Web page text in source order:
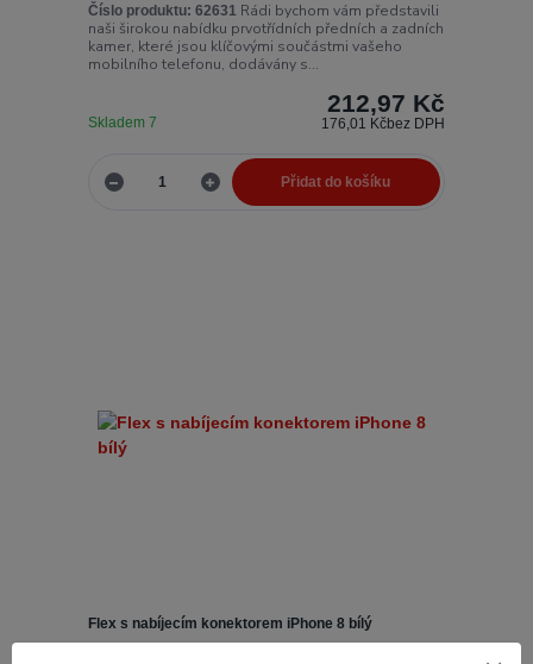
Číslo produktu: 62631Rádi bychom vám představili
naši širokou nabídku prvotřídních předních a zadních
kamer, které jsou klíčovými součástmi vašeho
mobilního telefonu, dodávány s...
212,97 Kč
176,01 Kčbez DPH
Skladem 7
Přidat do košíku
Flex s nabíjecím konektorem iPhone 8 bílý